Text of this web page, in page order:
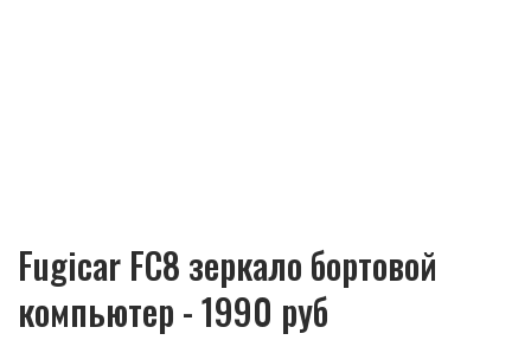
Fugicar FC8 зеркало бортовой
компьютер - 1990 руб